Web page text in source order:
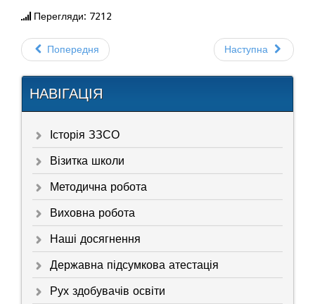
Перегляди: 7212
Попередня Наступна
НАВІГАЦІЯ
Історія ЗЗСО
Візитка школи
Методична робота
Виховна робота
Наші досягнення
Державна підсумкова атестація
Рух здобувачів освіти